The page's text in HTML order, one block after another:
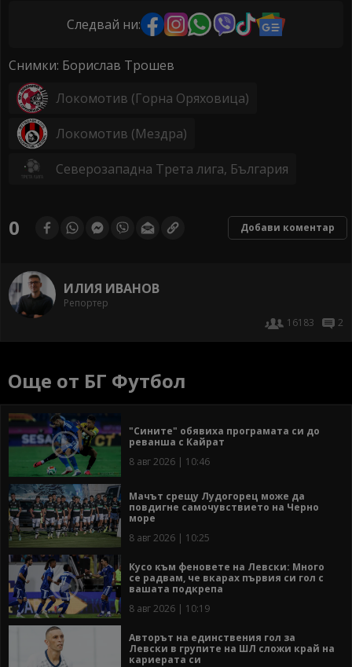
Следвай ни:
Снимки: Борислав Трошев
Локомотив (Горна Оряховица)
Локомотив (Мездра)
Северозападна Трета лига, България
0 Добави коментар
ИЛИЯ ИВАНОВ
Репортер
16183
2
Още от БГ Футбол
"Сините" обявиха програмата си до
реванша с Кайрат
8 авг 2026 | 10:46
Мачът срещу Лудогорец може да
повдигне самочувствието на Черно
море
8 авг 2026 | 10:25
Кусо към феновете на Левски: Много
се радвам, че вкарах първия си гол с
вашата подкрепа
8 авг 2026 | 10:19
Авторът на единствения гол за
Левски в групите на ШЛ сложи край на
кариерата си